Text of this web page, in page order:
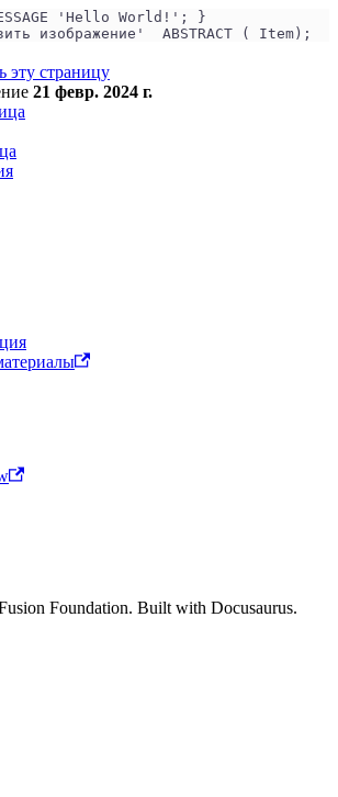
изображение'  ABSTRACT ( Item);
эту страницу
21 февр. 2024 г.
Foundation. Built with Docusaurus.